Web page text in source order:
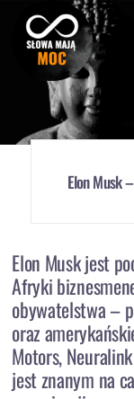
content
Elon Musk
Elon Musk jest
Afryki
obywatelstwa –
oraz
Motors,
jest znanym na